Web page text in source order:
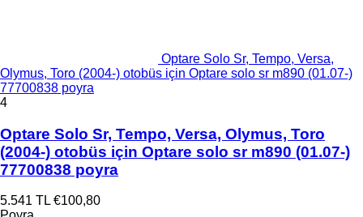
Optare Solo Sr, Tempo, Versa,
Olymus, Toro (2004-) otobüs için Optare solo sr m890 (01.07-)
77700838 poyra
4
Optare Solo Sr, Tempo, Versa, Olymus, Toro
(2004-) otobüs için Optare solo sr m890 (01.07-)
77700838 poyra
5.541 TL €100,80